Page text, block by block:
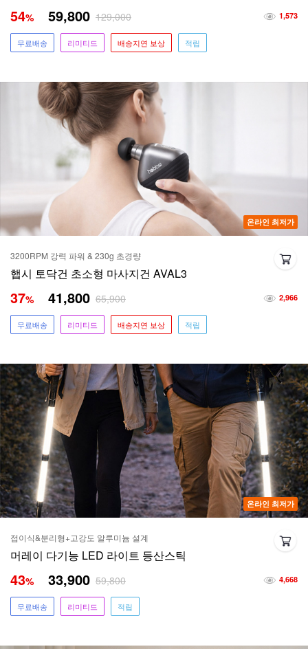
1,573
54% 59,800 129,000
무료배송 리미티드 배송지연 보상 적립
온라인 최저가
3200RPM 강력 파워 & 230g 초경량
햅시 토닥건 초소형 마사지건 AVAL3
2,966
37% 41,800 65,900
무료배송 리미티드 배송지연 보상 적립
온라인 최저가
접이식&분리형+고강도 알루미늄 설계
머레이 다기능 LED 라이트 등산스틱
4,668
43% 33,900 59,800
무료배송 리미티드 적립